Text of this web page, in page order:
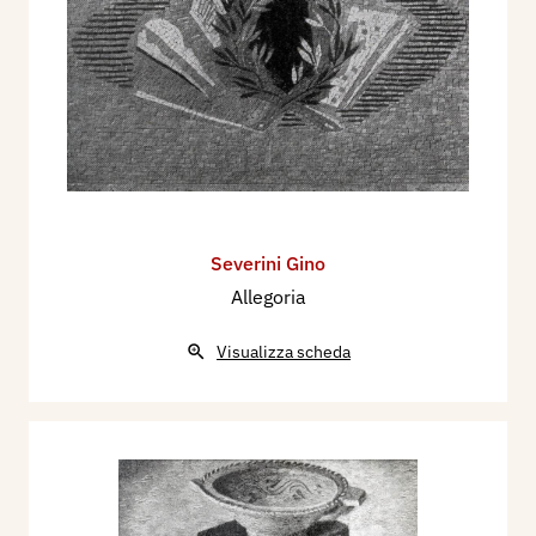
1930 - Alla mostra dell'animale nell'arte, Urbino,
Rassegna della Istruzione Artistica, p. 236 ill.
1930 - XVII Esposizione Internazionale d'Arte
della Città di Venezia, catalogo mostra, pp. 96,
146.
1932 - (Gino Severini) XVIII Esposizione
catalogo mostra, pp. 100/103.
1932 - XVIII Esposizione Internazionale d'Arte -
di Maggio della Rivista Le Tre Venezie, anno
Severini nella decorazione di chiese svizzere,
Città del Vaticano, L'Illustrazione Vaticana, anno
Severini Gino
Allegoria
Visualizza scheda